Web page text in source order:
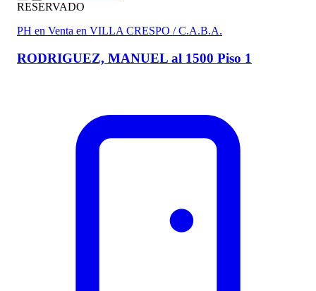
RESERVADO
PH en Venta en VILLA CRESPO / C.A.B.A.
RODRIGUEZ, MANUEL al 1500 Piso 1